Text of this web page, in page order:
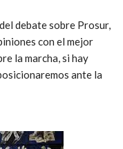
debate sobre Prosur,
con el mejor
la marcha, si hay
ante la